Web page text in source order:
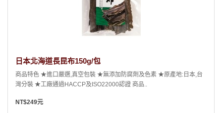
日本北海道長昆布150g/包
商品特色 ★進口嚴選,真空包裝 ★無添加防腐劑及色素 ★原產地:日本,台
灣分裝 ★工廠通過HACCP及ISO22000認證 商品..
NT$249元